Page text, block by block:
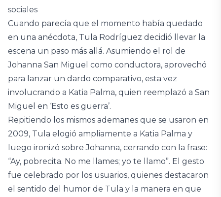
sociales
Cuando parecía que el momento había quedado
en una anécdota, Tula Rodríguez decidió llevar la
escena un paso más allá. Asumiendo el rol de
Johanna San Miguel como conductora, aprovechó
para lanzar un dardo comparativo, esta vez
involucrando a Katia Palma, quien reemplazó a San
Miguel en ‘Esto es guerra’.
Repitiendo los mismos ademanes que se usaron en
2009, Tula elogió ampliamente a Katia Palma y
luego ironizó sobre Johanna, cerrando con la frase:
“Ay, pobrecita. No me llames; yo te llamo”. El gesto
fue celebrado por los usuarios, quienes destacaron
el sentido del humor de Tula y la manera en que